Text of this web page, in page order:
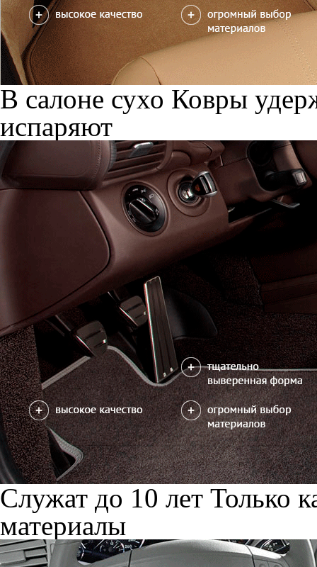
В салоне сухо Ковры
испаряют
Служат до 10 лет Только
материалы